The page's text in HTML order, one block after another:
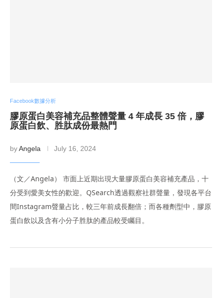
Facebook數據分析
膠原蛋白美容補充品整體聲量 4 年成長 35 倍，膠
原蛋白飲、胜肽成份最熱門
byAngela July 16, 2024
（文／Angela） 市面上近期出現大量膠原蛋白美容補充產品，十
分受到愛美女性的歡迎。QSearch透過觀察社群聲量，發現各平台
間Instagram聲量占比，較三年前成長翻倍；而各種劑型中，膠原
蛋白飲以及含有小分子胜肽的產品較受矚目。